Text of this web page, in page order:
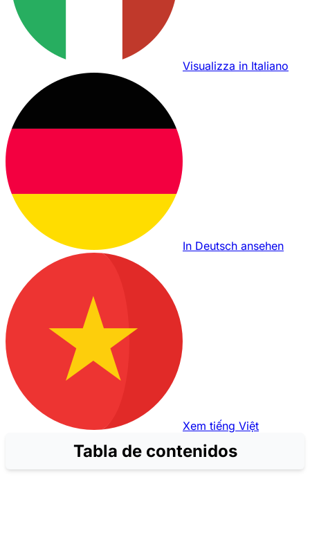
Visualizza in Italiano
In Deutsch ansehen
Xem tiếng Việt
Tabla de contenidos